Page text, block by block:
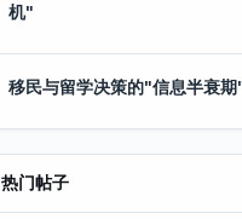
机"
移民与留学决策的"信息半衰
热门帖子